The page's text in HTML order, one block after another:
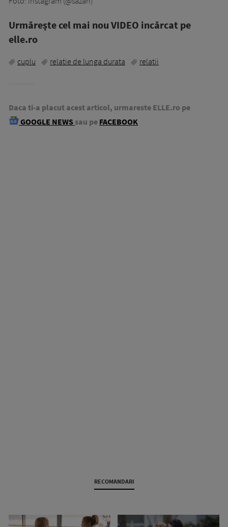
Urmăreşte cel mai nou VIDEO incărcat pe
elle.ro
cuplu relatie de lunga durata relatii
Daca ti-a placut acest articol, urmareste ELLE.ro pe
GOOGLE NEWS sau pe FACEBOOK
RECOMANDARI